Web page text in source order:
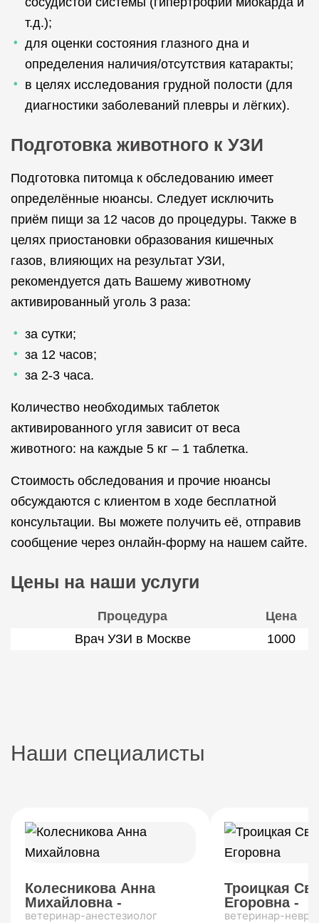
т.д.);
для оценки состояния глазного дна и
определения наличия/отсутствия катаракты;
в целях исследования грудной полости (для
диагностики заболеваний плевры и лёгких).
Подготовка животного к УЗИ
Подготовка питомца к обследованию имеет
определённые нюансы. Следует исключить
приём пищи за 12 часов до процедуры. Также в
целях приостановки образования кишечных
газов, влияющих на результат УЗИ,
рекомендуется дать Вашему животному
активированный уголь 3 раза:
за сутки;
за 12 часов;
за 2-3 часа.
Количество необходимых таблеток
активированного угля зависит от веса
животного: на каждые 5 кг – 1 таблетка.
Стоимость обследования и прочие нюансы
обсуждаются с клиентом в ходе бесплатной
консультации. Вы можете получить её, отправив
сообщение через онлайн-форму на нашем сайте.
Цены на наши услуги
Процедура
Цена
Врач УЗИ в Москве
1000
Наши специалисты
Колесникова Анна
Михайловна -
ветеринар-анестезиолог
Троицкая
Егоровна -
ветеринар-